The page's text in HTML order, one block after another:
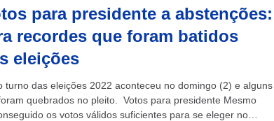
para presidente a abstenções:
recordes que foram batidos
eleições
turno das eleições 2022 aconteceu no domingo (2) e alguns
quebrados no pleito. Votos para presidente Mesmo
os votos válidos suficientes para se eleger no